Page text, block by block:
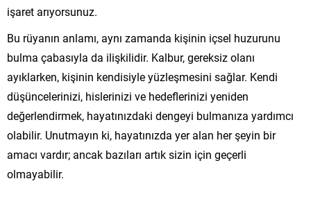
işaret arıyorsunuz.
Bu rüyanın anlamı, aynı zamanda kişinin içsel huzurunu
bulma çabasıyla da ilişkilidir. Kalbur, gereksiz olanı
ayıklarken, kişinin kendisiyle yüzleşmesini sağlar. Kendi
düşüncelerinizi, hislerinizi ve hedeflerinizi yeniden
değerlendirmek, hayatınızdaki dengeyi bulmanıza yardımcı
olabilir. Unutmayın ki, hayatınızda yer alan her şeyin bir
amacı vardır; ancak bazıları artık sizin için geçerli
olmayabilir.